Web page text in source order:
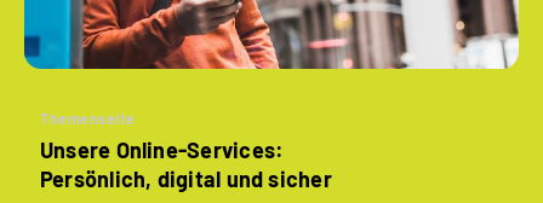
Themenseite
Unsere Online-Services:
Persönlich, digital und sicher